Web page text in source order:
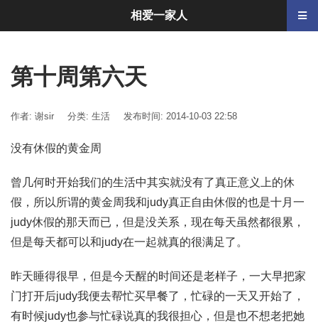
第十周第六天
作者: 谢sir 分类: 生活 发布时间: 2014-10-03 22:58
没有休假的黄金周
曾几何时开始我们的生活中其实就没有了真正意义上的休
假，所以所谓的黄金周我和judy真正自由休假的也是十月一
judy休假的那天而已，但是没关系，现在每天虽然都很累，
但是每天都可以和judy在一起就真的很满足了。
昨天睡得很早，但是今天醒的时间还是老样子，一大早把家
门打开后judy我便去帮忙买早餐了，忙碌的一天又开始了，
有时候judy也参与忙碌说真的我很担心，但是也不想老把她
相爱一家人